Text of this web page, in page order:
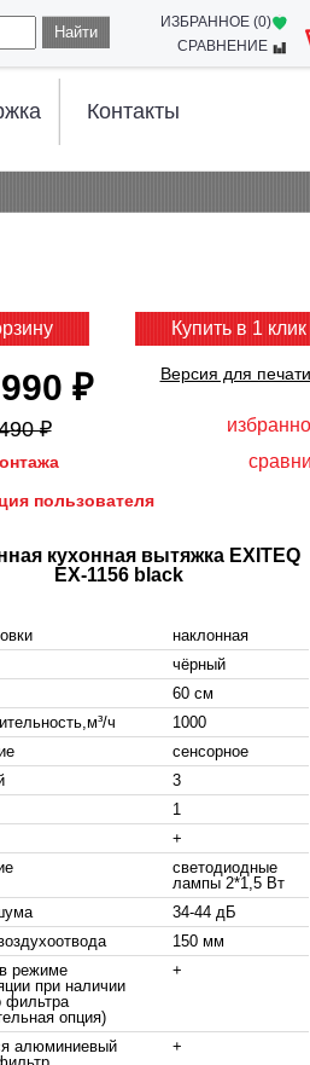
Найти
ИЗБРАННОЕ (0)
СРАВНЕНИЕ
Контакты
₽
₽
Купить в 1 клик
Версия для печати
пользователя
кухонная вытяжка EXITEQ
EX-1156 black
наклонная
чёрный
60 см
ч
1000
сенсорное
3
1
+
светодиодные
лампы 2*1,5 Вт
34-44 дБ
150 мм
режиме
при наличии
фильтра
опция)
+
алюминиевый
+